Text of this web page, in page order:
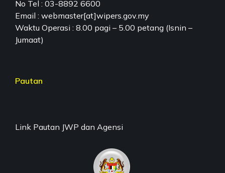
No Tel : 03-8892 6600
Email : webmaster[at]wipers.gov.my
Waktu Operasi : 8.00 pagi – 5.00 petang (Isnin –
Jumaat)
Pautan
Link Pautan JWP dan Agensi